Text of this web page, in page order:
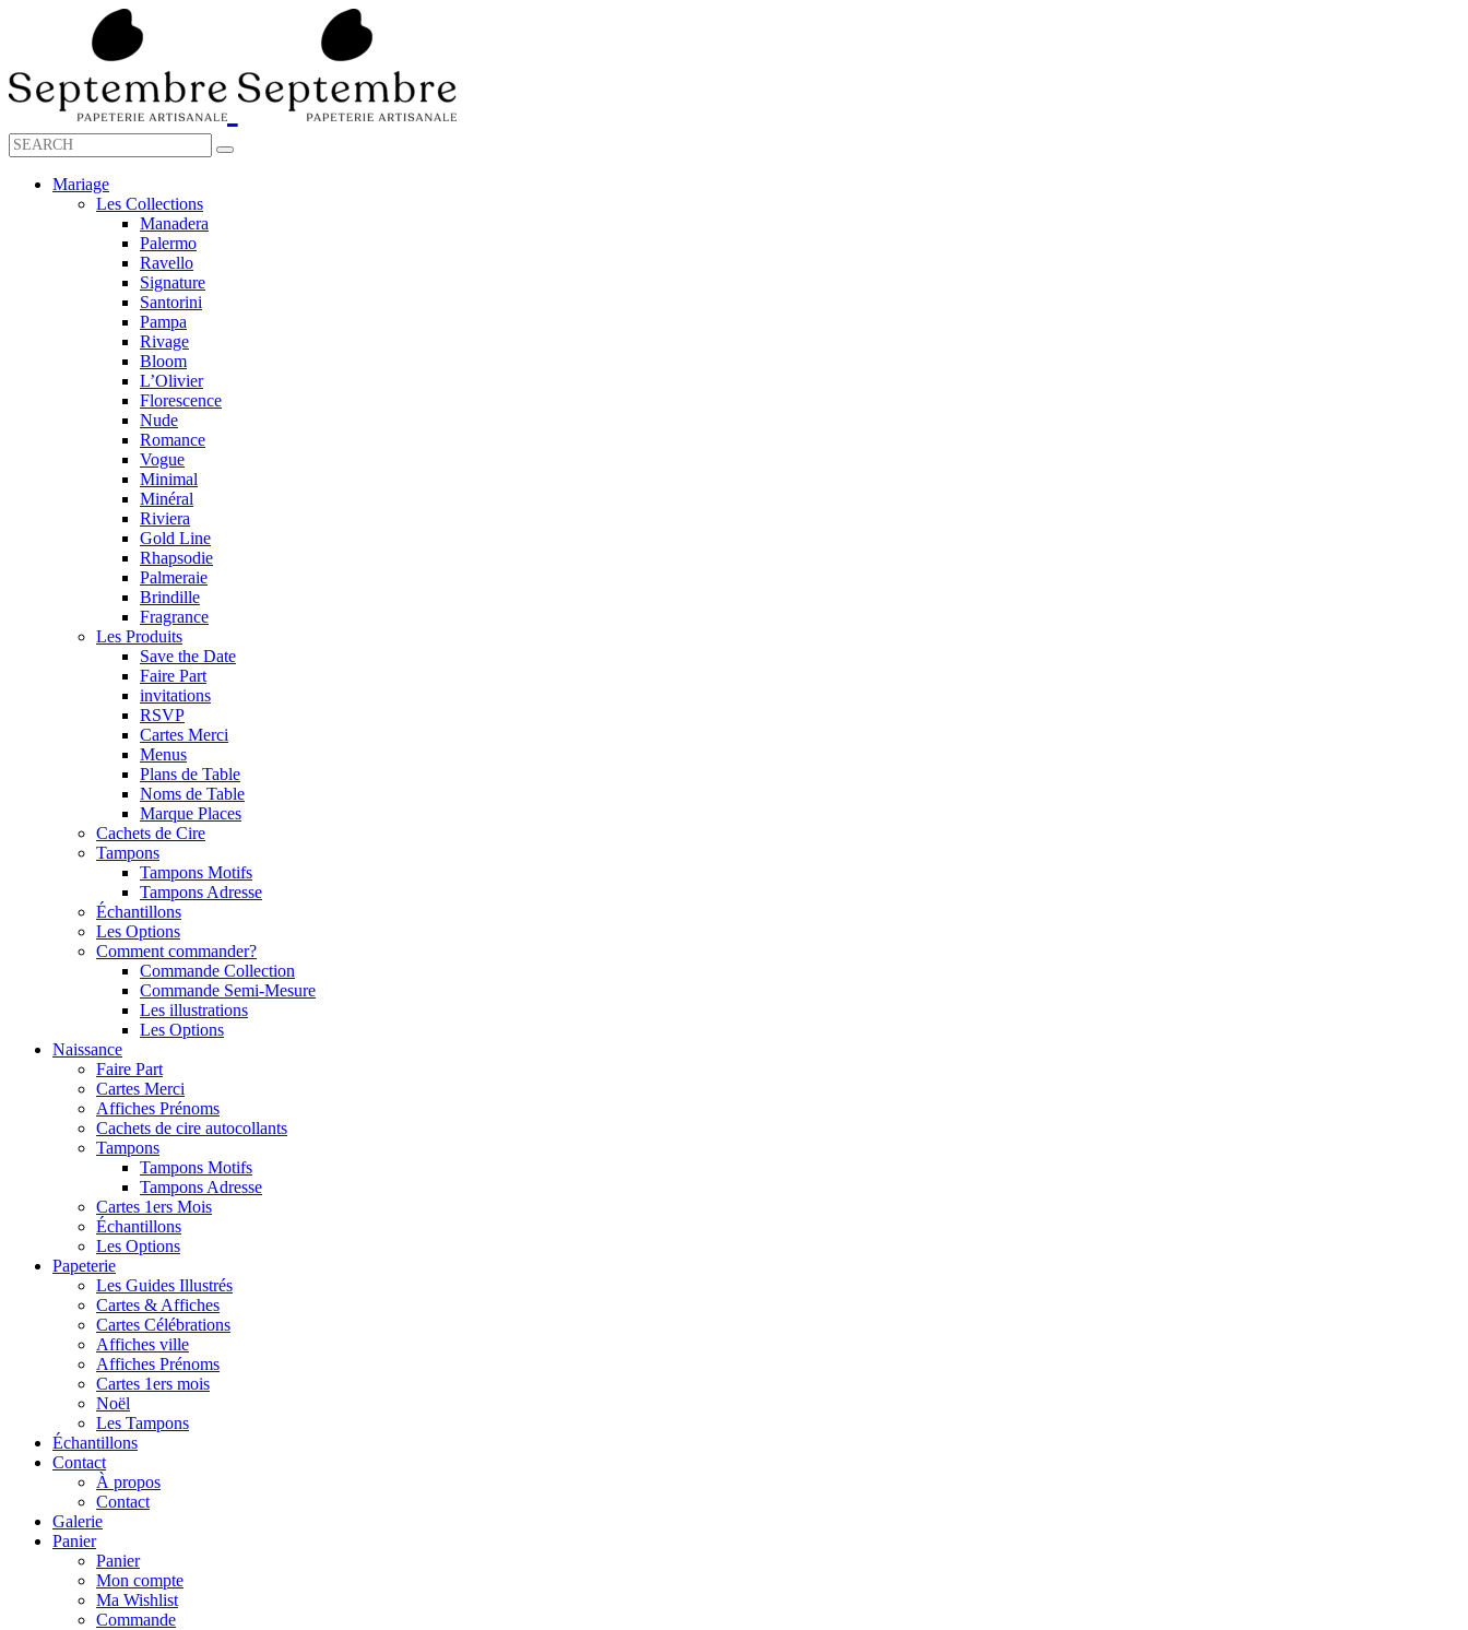
Mariage
Les Collections
Manadera
Palermo
Ravello
Signature
Santorini
Pampa
Rivage
Bloom
L’Olivier
Florescence
Nude
Romance
Vogue
Minimal
Minéral
Riviera
Gold Line
Rhapsodie
Palmeraie
Brindille
Fragrance
Les Produits
Save the Date
Faire Part
invitations
RSVP
Cartes Merci
Menus
Plans de Table
Noms de Table
Marque Places
Cachets de Cire
Tampons
Tampons Motifs
Tampons Adresse
Échantillons
Les Options
Comment commander?
Commande Collection
Commande Semi-Mesure
Les illustrations
Les Options
Naissance
Faire Part
Cartes Merci
Affiches Prénoms
Cachets de cire autocollants
Tampons
Tampons Motifs
Tampons Adresse
Cartes 1ers Mois
Échantillons
Les Options
Papeterie
Les Guides Illustrés
Cartes & Affiches
Cartes Célébrations
Affiches ville
Affiches Prénoms
Cartes 1ers mois
Noël
Les Tampons
Échantillons
Contact
À propos
Contact
Galerie
Panier
Panier
Mon compte
Ma Wishlist
Commande